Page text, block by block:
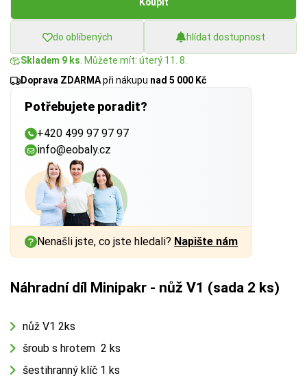
do oblíbených hlídat dostupnost
Skladem 9 ks. Můžete mít: úterý 11. 8.
Doprava ZDARMApři nákupu nad 5 000 Kč
Potřebujete poradit?
+420 499 97 97 97
info@eobaly.cz
Nenašli jste, co jste hledali? Napište nám
Náhradní díl Minipakr - nůž V1 (sada 2 ks)
nůž V1 2ks
šroub s hrotem 2 ks
šestihranný klíč 1 ks